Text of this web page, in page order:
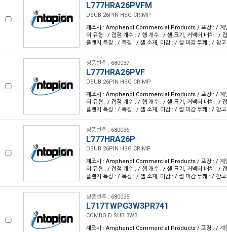
L777HRA26PVFM
DSUB 26PIN HSG CRIMP
제조사 : Amphenol Commercial Products / 포장 : / 계
터 유형 : / 접점 개수 : / 행 개수 : / 셸 크기, 커넥터 배치 : /
플랜지 특징 : / 특징 : / 셸 소재, 마감 : / 셸 마감 두께 : / 참
상품번호 : 680037
L777HRA26PVF
DSUB 26PIN HSG CRIMP
제조사 : Amphenol Commercial Products / 포장 : / 계
터 유형 : / 접점 개수 : / 행 개수 : / 셸 크기, 커넥터 배치 : /
플랜지 특징 : / 특징 : / 셸 소재, 마감 : / 셸 마감 두께 : / 참
상품번호 : 680036
L777HRA26P
DSUB 26PIN HSG CRIMP
제조사 : Amphenol Commercial Products / 포장 : / 계
터 유형 : / 접점 개수 : / 행 개수 : / 셸 크기, 커넥터 배치 : /
플랜지 특징 : / 특징 : / 셸 소재, 마감 : / 셸 마감 두께 : / 참
상품번호 : 680035
L717TWPG3W3PR741
COMBO D SUB 3W3
제조사 : Amphenol Commercial Products / 포장 : / 계